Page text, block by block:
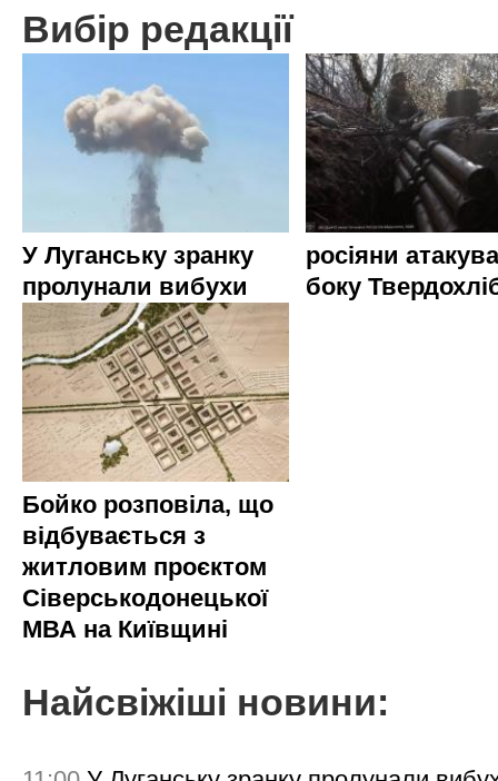
Вибір редакції
У Луганську зранку
пролунали вибухи
росіяни
боку
Бойко розповіла, що
відбувається з
житловим проєктом
Сіверськодонецької
МВА на Київщині
Найсвіжіші новини: